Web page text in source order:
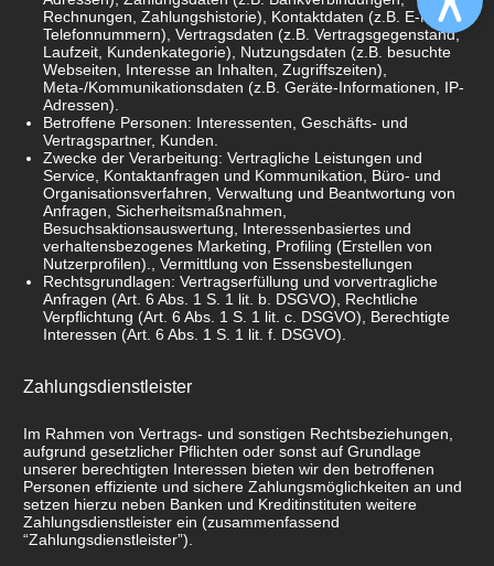
Rechnungen, Zahlungshistorie), Kontaktdaten (z.B. E-Mail,
Telefonnummern), Vertragsdaten (z.B. Vertragsgegenstand,
Laufzeit, Kundenkategorie), Nutzungsdaten (z.B. besuchte
Webseiten, Interesse an Inhalten, Zugriffszeiten),
Meta-/Kommunikationsdaten (z.B. Geräte-Informationen, IP-
Adressen).
Betroffene Personen: Interessenten, Geschäfts- und
Vertragspartner, Kunden.
Zwecke der Verarbeitung: Vertragliche Leistungen und
Service, Kontaktanfragen und Kommunikation, Büro- und
Organisationsverfahren, Verwaltung und Beantwortung von
Anfragen, Sicherheitsmaßnahmen,
Besuchsaktionsauswertung, Interessenbasiertes und
verhaltensbezogenes Marketing, Profiling (Erstellen von
Nutzerprofilen)., Vermittlung von Essensbestellungen
Rechtsgrundlagen: Vertragserfüllung und vorvertragliche
Anfragen (Art. 6 Abs. 1 S. 1 lit. b. DSGVO), Rechtliche
Verpflichtung (Art. 6 Abs. 1 S. 1 lit. c. DSGVO), Berechtigte
Interessen (Art. 6 Abs. 1 S. 1 lit. f. DSGVO).
Zahlungsdienstleister
Im Rahmen von Vertrags- und sonstigen Rechtsbeziehungen,
aufgrund gesetzlicher Pflichten oder sonst auf Grundlage
unserer berechtigten Interessen bieten wir den betroffenen
Personen effiziente und sichere Zahlungsmöglichkeiten an und
setzen hierzu neben Banken und Kreditinstituten weitere
Zahlungsdienstleister ein (zusammenfassend
“Zahlungsdienstleister”).